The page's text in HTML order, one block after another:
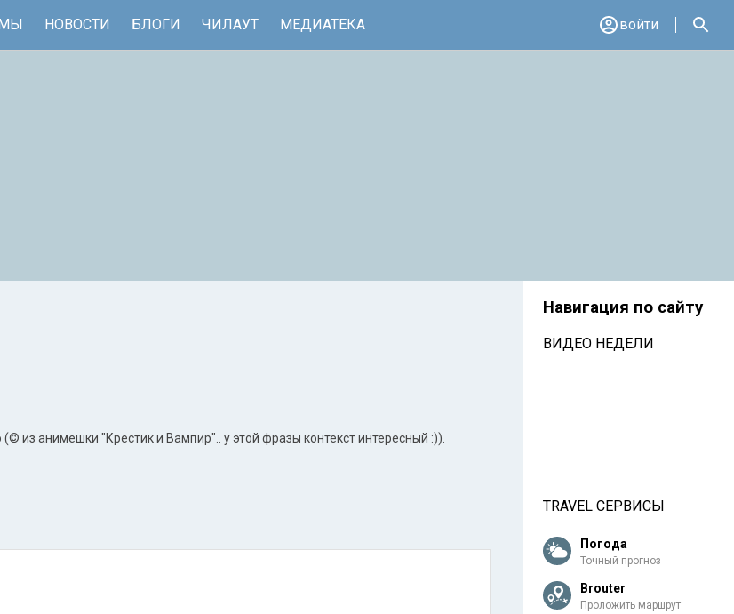
НОВОСТИ БЛОГИ ЧИЛАУТ МЕДИАТЕКА войти
из анимешки "Крестик и Вампир".. у этой фразы контекст интересный :)).
Навигация по сайту
ВИДЕО НЕДЕЛИ
TRAVEL СЕРВИСЫ
Погода
Точный прогноз
Brouter
Проложить маршрут